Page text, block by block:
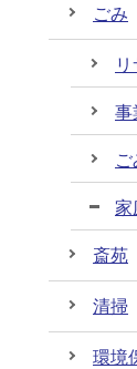
ごみ
事
家
斎苑
清掃
環境